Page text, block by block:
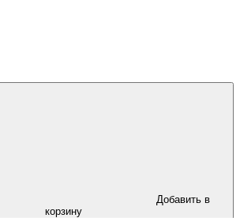
корзину